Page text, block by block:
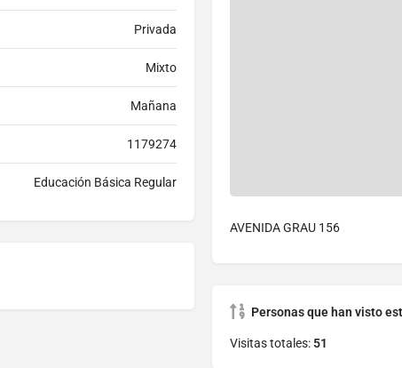
Privada
Mixto
Mañana
1179274
Educación Básica Regular
AVENIDA GRAU 156
Personas que han visto
Visitas totales: 51